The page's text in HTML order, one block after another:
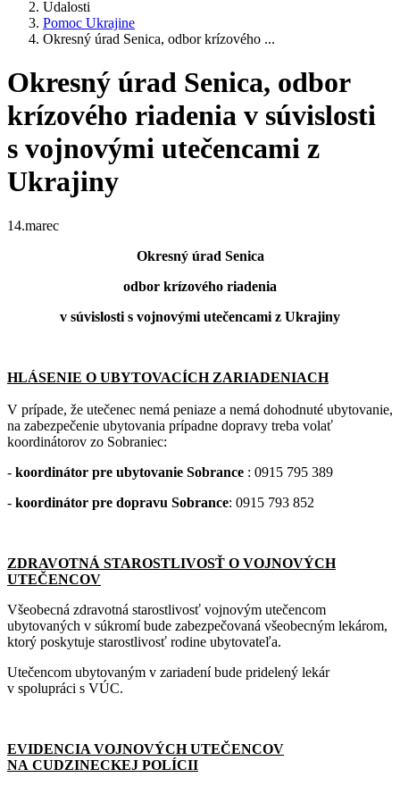
Udalosti
Pomoc Ukrajine
Okresný úrad Senica, odbor krízového ...
Okresný úrad Senica, odbor
krízového riadenia v súvislosti
s vojnovými utečencami z
Ukrajiny
14.marec
Okresný úrad Senica
odbor krízového riadenia
v súvislosti s vojnovými utečencami z Ukrajiny
HLÁSENIE O UBYTOVACÍCH ZARIADENIACH
V prípade, že utečenec nemá peniaze a nemá dohodnuté ubytovanie,
na zabezpečenie ubytovania prípadne dopravy treba volať
koordinátorov zo Sobraniec:
- koordinátor pre ubytovanie Sobrance : 0915 795 389
- koordinátor pre dopravu Sobrance: 0915 793 852
ZDRAVOTNÁ STAROSTLIVOSŤ O VOJNOVÝCH
UTEČENCOV
Všeobecná zdravotná starostlivosť vojnovým utečencom
ubytovaných v súkromí bude zabezpečovaná všeobecným lekárom,
ktorý poskytuje starostlivosť rodine ubytovateľa.
Utečencom ubytovaným v zariadení bude pridelený lekár
v spolupráci s VÚC.
EVIDENCIA VOJNOVÝCH UTEČENCOV
NA CUDZINECKEJ POLÍCII